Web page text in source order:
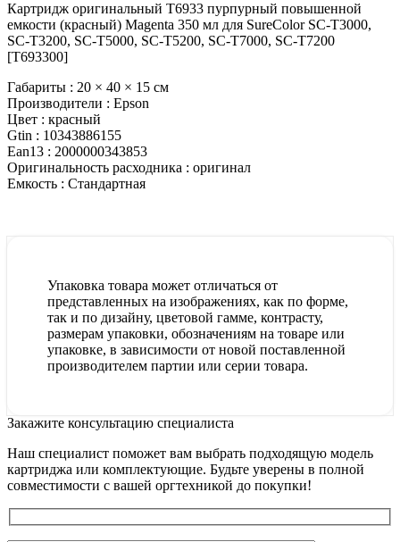
Картридж оригинальный T6933 пурпурный повышенной
eмкости (красный) Magenta 350 мл для SureColor SC-T3000,
SC-T3200, SC-T5000, SC-T5200, SC-T7000, SC-T7200
[T693300]
Габариты : 20 × 40 × 15 см
Производители : Epson
Цвет : красный
Gtin : 10343886155
Ean13 : 2000000343853
Оригинальность расходника : оригинал
Емкость : Стандартная
Упаковка товара может отличаться от
представленных на изображениях, как по форме,
так и по дизайну, цветовой гамме, контрасту,
размерам упаковки, обозначениям на товаре или
упаковке, в зависимости от новой поставленной
производителем партии или серии товара.
Закажите консультацию специалиста
Наш специалист поможет вам выбрать подходящую модель
картриджа или комплектующие. Будьте уверены в полной
совместимости с вашей оргтехникой до покупки!